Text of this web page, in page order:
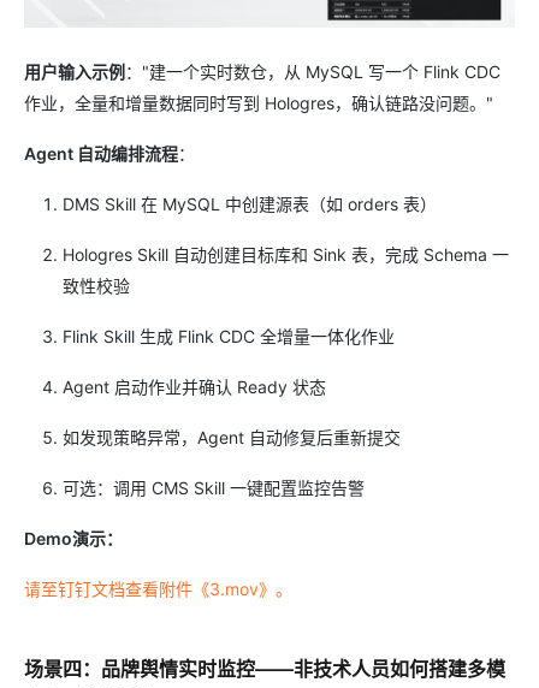
用户输入示例 ："建一个实时数仓，从 MySQL 写一个 Flink CDC
作业，全量和增量数据同时写到 Hologres，确认链路没问题。"
Agent 自动编排流程：
DMS Skill 在 MySQL 中创建源表（如 orders 表）
Hologres Skill 自动创建目标库和 Sink 表，完成 Schema 一
致性校验
Flink Skill 生成 Flink CDC 全增量一体化作业
Agent 启动作业并确认 Ready 状态
如发现策略异常，Agent 自动修复后重新提交
可选：调用 CMS Skill 一键配置监控告警
Demo演示：
请至钉钉文档查看附件《3.mov》。
场景四：品牌舆情实时监控——非技术人员如何搭建多模